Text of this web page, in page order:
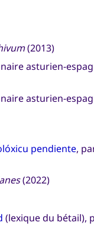
(2013)
asturien-
asturien-
pendiente,
(2022)
(lexique du bétail),